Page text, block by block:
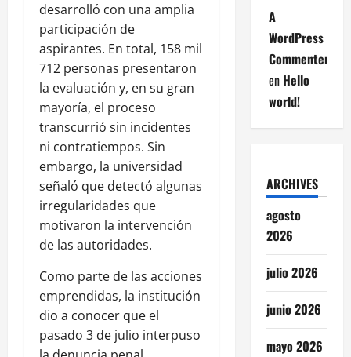
desarrolló con una amplia
participación de
aspirantes. En total, 158 mil
712 personas presentaron
la evaluación y, en su gran
mayoría, el proceso
transcurrió sin incidentes
ni contratiempos. Sin
embargo, la universidad
señaló que detectó algunas
irregularidades que
motivaron la intervención
de las autoridades.
Como parte de las acciones
emprendidas, la institución
dio a conocer que el
pasado 3 de julio interpuso
A
WordPress
Commenter
en Hello
world!
ARCHIVES
agosto
2026
julio 2026
junio 2026
mayo 2026